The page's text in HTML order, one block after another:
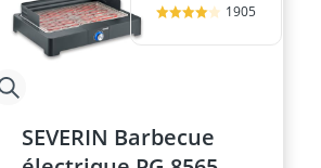
1905
SEVERIN Barbecue